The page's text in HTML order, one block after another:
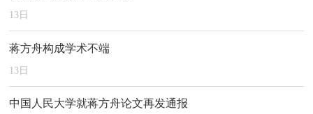
13日
蒋方舟构成学术不端
13日
中国人民大学就蒋方舟论文再发通报